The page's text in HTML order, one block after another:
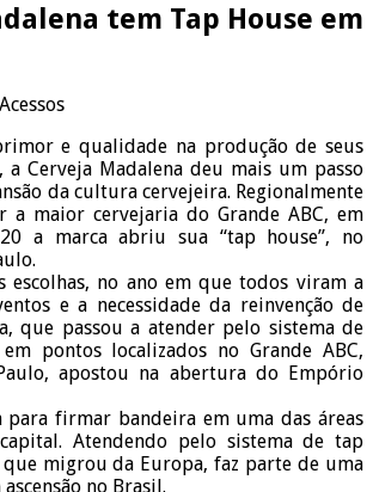
tem Tap House em
e qualidade na produção de seus
Cerveja Madalena deu mais um passo
da cultura cervejeira. Regionalmente
a maior cervejaria do Grande ABC, em
a marca abriu sua “tap house’’, no
escolhas, no ano em que todos viram a
e a necessidade da reinvenção de
que passou a atender pelo sistema de
pontos localizados no Grande ABC,
apostou na abertura do Empório
para firmar bandeira em uma das áreas
Atendendo pelo sistema de tap
que migrou da Europa, faz parte de uma
no Brasil.